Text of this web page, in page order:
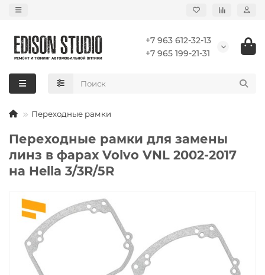
+7 963 612-32-13
+7 965 199-21-31
Переходные рамки
Переходные рамки для замены
линз в фарах Volvo VNL 2002-2017
на Hella 3/3R/5R